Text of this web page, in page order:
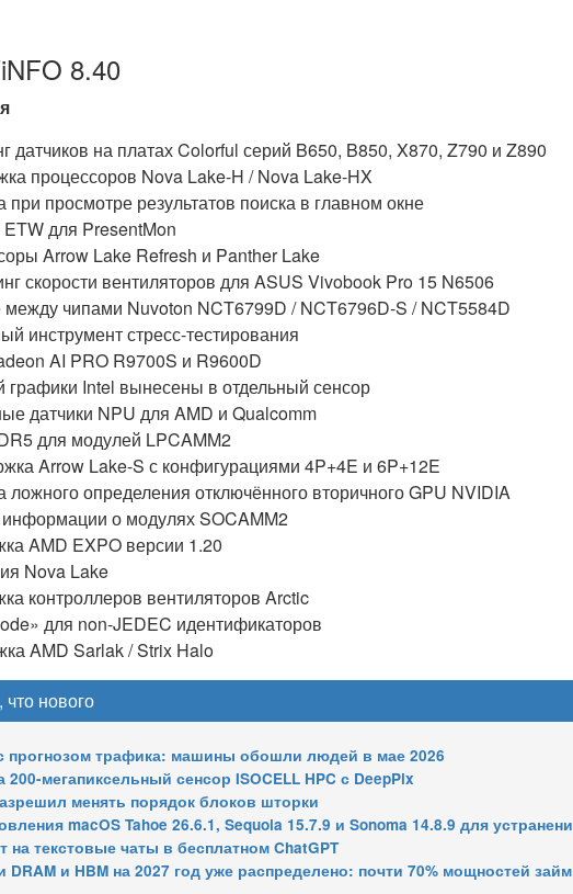
8.40
датчиков на платах Colorful серий B650, B850, X870, Z790 и Z890
процессоров Nova Lake-H / Nova Lake-HX
просмотре результатов поиска в главном окне
для PresentMon
Arrow Lake Refresh и Panther Lake
скорости вентиляторов для ASUS Vivobook Pro 15 N6506
чипами Nuvoton NCT6799D / NCT6796D-S / NCT5584D
инструмент стресс-тестирования
AI PRO R9700S и R9600D
графики Intel вынесены в отдельный сенсор
датчики NPU для AMD и Qualcomm
для модулей LPCAMM2
Arrow Lake-S с конфигурациями 4P+4E и 6P+12E
определения отключённого вторичного GPU NVIDIA
о модулях SOCAMM2
AMD EXPO версии 1.20
Nova Lake
контроллеров вентиляторов Arctic
для non-JEDEC идентификаторов
AMD Sarlak / Strix Halo
нового
прогнозом трафика: машины обошли людей в мае 2026
200-мегапиксельный сенсор ISOCELL HPC с DeepPix
менять порядок блоков шторки
Tahoe 26.6.1, Sequoia 15.7.9 и Sonoma 14.8.9 для устранения уязвимости общего доступа к экрану
на текстовые чаты в бесплатном ChatGPT
и HBM на 2027 год уже распределено: почти 70% мощностей займут решения для ИИ